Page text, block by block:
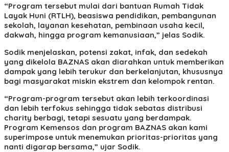
“Program tersebut mulai dari bantuan Rumah Tidak
Layak Huni (RTLH), beasiswa pendidikan, pembangunan
sekolah, layanan kesehatan, pembinaan usaha kecil,
dakwah, hingga program kemanusiaan,” jelas Sodik.
Sodik menjelaskan, potensi zakat, infak, dan sedekah
yang dikelola BAZNAS akan diarahkan untuk memberikan
dampak yang lebih terukur dan berkelanjutan, khususnya
bagi masyarakat miskin ekstrem dan kelompok rentan.
“Program-program tersebut akan lebih terkoordinasi
dan lebih terfokus sehingga tidak sebatas distribusi
charity berbagi, tetapi sesuatu yang berdampak.
Program Kemensos dan program BAZNAS akan kami
superimpose untuk menemukan prioritas-prioritas yang
nanti digarap bersama,” ujar Sodik.